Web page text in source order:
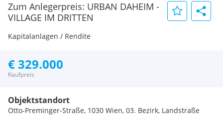
Zum Anlegerpreis: URBAN DAHEIM -
VILLAGE IM DRITTEN
Kapitalanlagen / Rendite
€ 329.000
Kaufpreis
Objektstandort
Otto-Preminger-Straße, 1030 Wien, 03. Bezirk, Landstraße